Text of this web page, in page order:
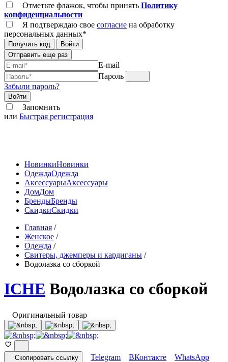
Отметьте флажок, чтобы принять Политику
конфиденциальности
Я подтверждаю свое согласие на обработку
персональных данных*
Получить код
Войти
Отправить еще раз
E-mail
Пароль
Забыли пароль?
Войти
Запомнить
или Быстрая регистрация
НовинкиНовинки
ОдеждаОдежда
АксессуарыАксессуары
ДомДом
БрендыБренды
СкидкиСкидки
Главная /
Женское /
Одежда /
Свитеры, джемперы и кардиганы /
Водолазка со сборкой
ICHE Водолазка со сборкой
Оригинальный товар
Скопировать ссылку Telegram ВКонтакте
WhatsApp